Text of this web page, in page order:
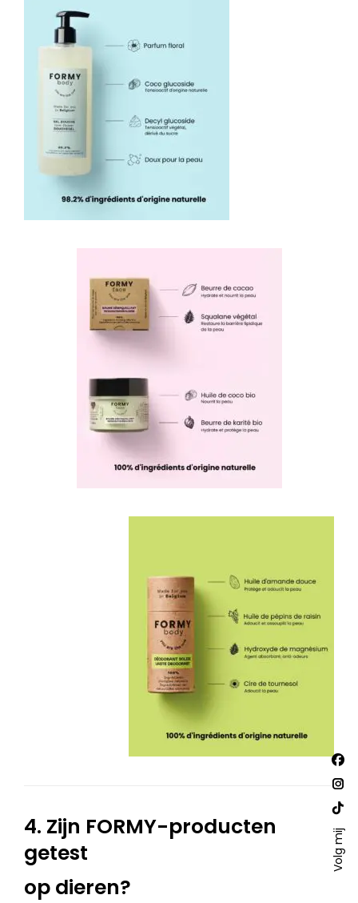
4. Zijn FORMY-producten
getest
op dieren?
Volg mij
Vind
op:
in
in